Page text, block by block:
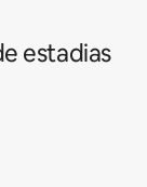
estadias